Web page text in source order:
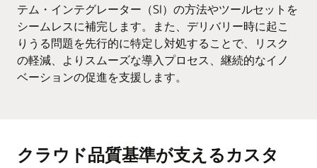
テム・インテグレーター（SI）の方法やツールセットを
シームレスに補完します。また、デリバリー時に起こ
りうる問題を先行的に特定し対処することで、リスク
の軽減、よりスムーズな導入プロセス、継続的なイノ
ベーションの促進を支援します。
クラウド品質基準が支えるカスタ